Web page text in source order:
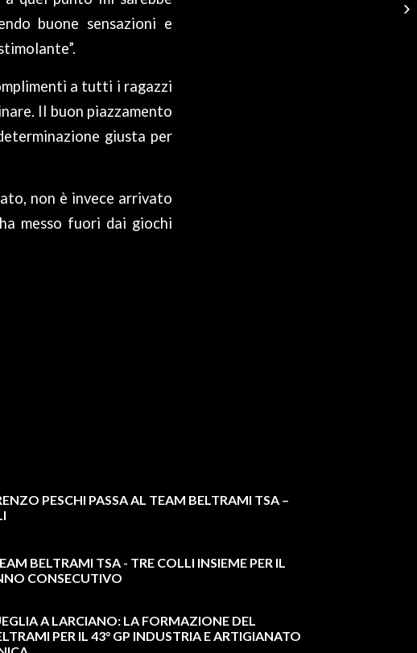
buone sensazioni e
a tutti i ragazzi
Il buon piazzamento
giusta per
non è invece arrivato
messo fuori dai giochi
PESCHI PASSA AL TEAM BELTRAMI TSA –
BELTRAMI TSA - TRE COLLI INSIEME PER IL
CONSECUTIVO
A LARCIANO: LA FORMAZIONE DEL
PER IL 43° GP INDUSTRIA E ARTIGIANATO